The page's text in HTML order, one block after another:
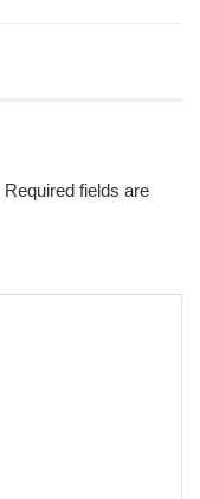
Required fields are